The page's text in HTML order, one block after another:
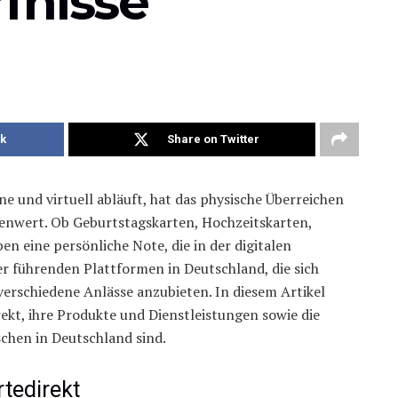
Share on Twitter
und virtuell abläuft, hat das physische Überreichen
Ob Geburtstagskarten, Hochzeitskarten,
eine persönliche Note, die in der digitalen
Plattformen in Deutschland, die sich
Anlässe anzubieten. In diesem Artikel
ihre Produkte und Dienstleistungen sowie die
in Deutschland sind.